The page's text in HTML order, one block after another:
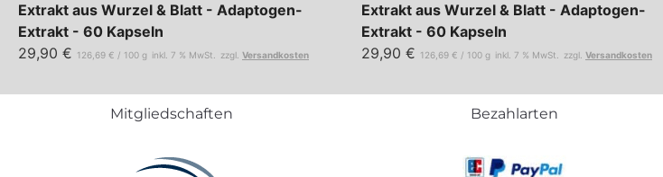
Extrakt aus Wurzel & Blatt - Adaptogen-
Extrakt - 60 Kapseln
29,90 € 126,69 € / 100 g inkl. 7 % MwSt. zzgl. Versandkosten
Extrakt aus Wurzel & Blatt - Adaptogen-
Extrakt - 60 Kapseln
29,90 € 126,69 € / 100 g inkl. 7 % MwSt. zzgl. Versandkosten
Mitgliedschaften Bezahlarten